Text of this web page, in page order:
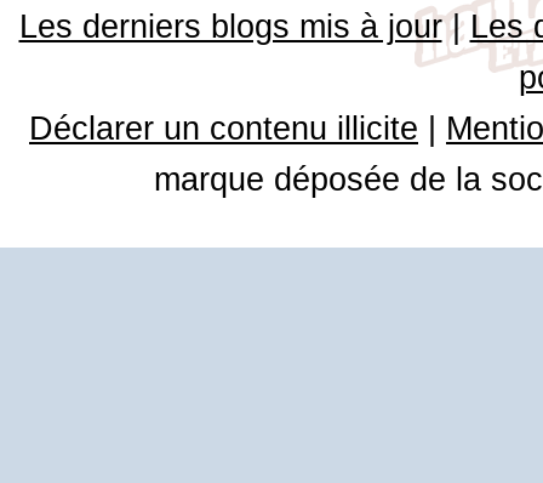
Les derniers blogs mis à jour| Les
Déclarer un contenu illicite
marque déposée de la